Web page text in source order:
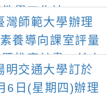
學工作坊」
灣師範大學辦理
養導向課室評量
推廣計畫」線上
明交通大學訂於
6日(星期四)辦理